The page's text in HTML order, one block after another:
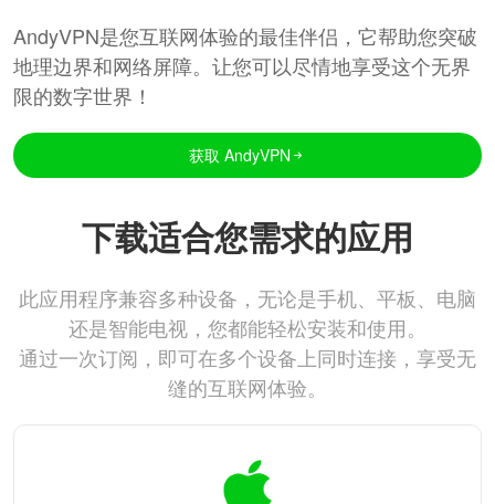
AndyVPN是您互联网体验的最佳伴侣，它帮助您突破
地理边界和网络屏障。让您可以尽情地享受这个无界
限的数字世界！
获取 AndyVPN
下载适合您需求的应用
此应用程序兼容多种设备，无论是手机、平板、电脑
还是智能电视，您都能轻松安装和使用。
通过一次订阅，即可在多个设备上同时连接，享受无
缝的互联网体验。